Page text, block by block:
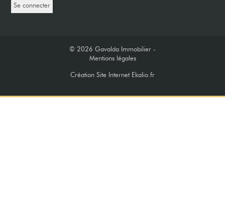
© 2026 Gavalda Immobilier -
Mentions légales
Création Site Internet Ekalio.fr